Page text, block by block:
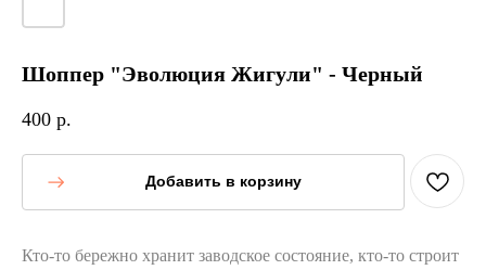
Шоппер "Эволюция Жигули" - Черный
400 р.
Добавить в корзину
Кто-то бережно хранит заводское состояние, кто-то строит